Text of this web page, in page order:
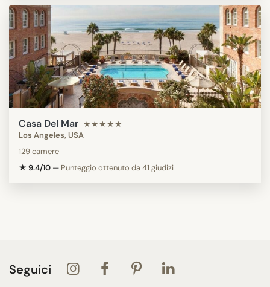
Casa Del Mar ★★★★★
Los Angeles, USA
129 camere
★ 9.4/10 — Punteggio ottenuto da 41 giudizi
Seguici